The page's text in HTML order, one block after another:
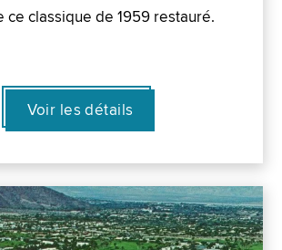
ce classique de 1959 restauré.
Voir les détails